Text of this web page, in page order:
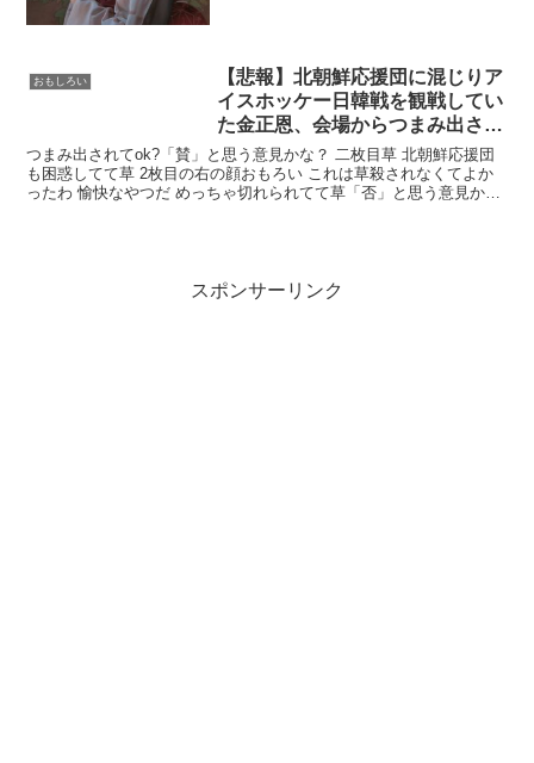
おもしろい
【悲報】北朝鮮応援団に混じりア
イスホッケー日韓戦を観戦してい
た金正恩、会場からつまみ出され
る
つまみ出されてok?「賛」と思う意見かな？ 二枚目草 北朝鮮応援団
も困惑してて草 2枚目の右の顔おもろい これは草殺されなくてよか
ったわ 愉快なやつだ めっちゃ切れられてて草「否」と思う意見か
スポンサーリンク